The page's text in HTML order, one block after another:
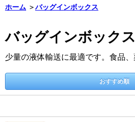
ホーム ＞バッグインボックス
バッグインボックス
少量の液体輸送に最適です。食品
おすすめ順